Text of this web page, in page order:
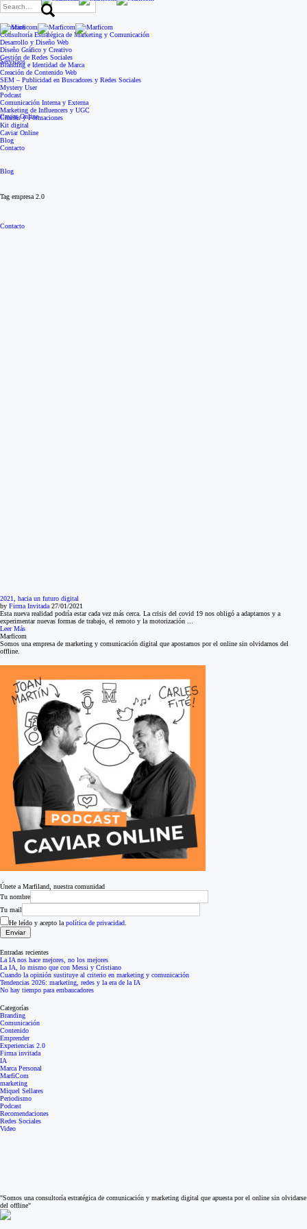
Search
for:
Servicios
Caviar Online
Blog
Contacto
Servicios
Consultoría Estratégica de Marketing y Comunicación
Desarrollo y Diseño Web
Diseño Gráfico y Creativo
Gestión de Redes Sociales
Branding e Identidad de Marca
Creación de Contenido Web
SEM – Publicidad en Buscadores y Redes Sociales
Mystery User
Podcast
Comunicación Interna y Externa
Marketing de Influencers y UGC
Charlas y Formaciones
Kit digital
Caviar Online
Blog
Contacto
Tag empresa 2.0
2021, hacia un futuro digital
by Firma Invitada 27/01/2021
Esta nueva realidad podría estar cada vez más cerca. La crisis del covid 19 nos obligó a adaptarnos y a
experimentar nuevas formas de trabajo, el remoto y la motorización ...
Leer Más
Marficom
Somos una empresa de marketing y comunicación digital que apostamos por el online sin olvidarnos del
offline.
Únete a Marfiland, nuestra comunidad
Tu nombre
Tu mail
He leído y acepto la política de privacidad
Entradas recientes
La IA nos hace mejores, no los mejores
La IA, lo mismo que con Messi y Cristiano
Cuando la opinión sustituye al criterio en marketing y comunicación
Tendencias 2026: marketing, redes y la era de la IA
No hay tiempo para embaucadores
Categorías
Branding
Comunicación
Contenido
Emprender
Experiencias 2.0
Firma invitada
IA
Marca Personal
MarfiCom
marketing
Miquel Sellares
Periodismo
Podcast
Recomendaciones
Redes Sociales
Video
"Somos una consultoría estratégica de comunicación y marketing digital que apuesta por el online sin olvidarse
del offline"